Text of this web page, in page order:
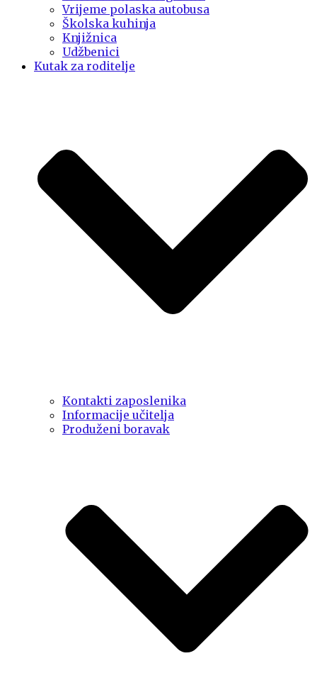
Vrijeme polaska autobusa
Školska kuhinja
Knjižnica
Udžbenici
Kutak za roditelje
Kontakti zaposlenika
Informacije učitelja
Produženi boravak